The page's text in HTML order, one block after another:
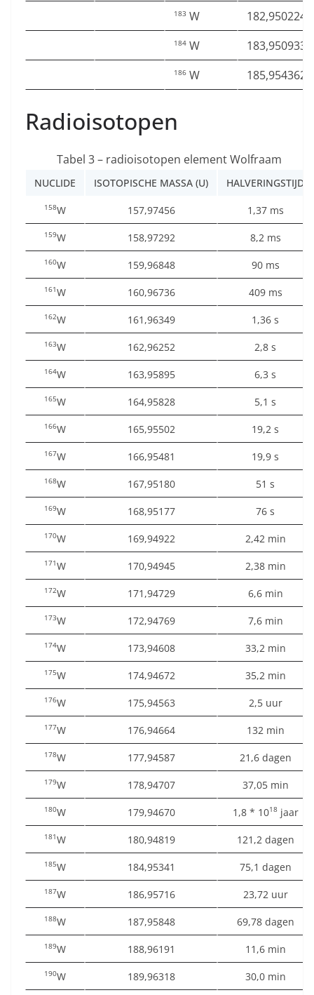
183 W 182,950224
184 W 183,950933
186 W 185,954362
Radioisotopen
Tabel 3 – radioisotopen element Wolfraam
NUCLIDE ISOTOPISCHE MASSA (U) HALVERINGSTIJD
158W 157,97456 1,37 ms
159W 158,97292 8,2 ms
160W 159,96848 90 ms
161W 160,96736 409 ms
162W 161,96349 1,36 s
163W 162,96252 2,8 s
164W 163,95895 6,3 s
165W 164,95828 5,1 s
166W 165,95502 19,2 s
167W 166,95481 19,9 s
168W 167,95180 51 s
169W 168,95177 76 s
170W 169,94922 2,42 min
171W 170,94945 2,38 min
172W 171,94729 6,6 min
173W 172,94769 7,6 min
174W 173,94608 33,2 min
175W 174,94672 35,2 min
176W 175,94563 2,5 uur
177W 176,94664 132 min
178W 177,94587 21,6 dagen
179W 178,94707 37,05 min
180W 179,94670 1,8 * 1018jaar
181W 180,94819 121,2 dagen
185W 184,95341 75,1 dagen
187W 186,95716 23,72 uur
188W 187,95848 69,78 dagen
189W 188,96191 11,6 min
190W 189,96318 30,0 min